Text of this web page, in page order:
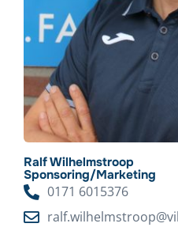
Ralf Wilhelmstroop
Sponsoring/Marketing
0171 6015376